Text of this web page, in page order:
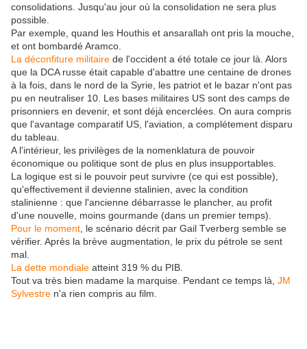
consolidations. Jusqu'au jour où la consolidation ne sera plus
possible.
Par exemple, quand les Houthis et ansarallah ont pris la mouche,
et ont bombardé Aramco.
La déconfiture militaire de l'occident a été totale ce jour là. Alors
que la DCA russe était capable d'abattre une centaine de drones
à la fois, dans le nord de la Syrie, les patriot et le bazar n'ont pas
pu en neutraliser 10. Les bases militaires US sont des camps de
prisonniers en devenir, et sont déjà encerclées. On aura compris
que l'avantage comparatif US, l'aviation, a complétement disparu
du tableau.
A l'intérieur, les privilèges de la nomenklatura de pouvoir
économique ou politique sont de plus en plus insupportables.
La logique est si le pouvoir peut survivre (ce qui est possible),
qu'effectivement il devienne stalinien, avec la condition
stalinienne : que l'ancienne débarrasse le plancher, au profit
d'une nouvelle, moins gourmande (dans un premier temps).
Pour le moment , le scénario décrit par Gail Tverberg semble se
vérifier. Après la brève augmentation, le prix du pétrole se sent
mal.
La dette mondiale atteint 319 % du PIB.
Tout va très bien madame la marquise. Pendant ce temps là, JM
Sylvestre n'a rien compris au film.